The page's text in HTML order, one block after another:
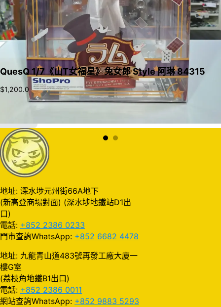
QuesQ 1/7《山T女福星》兔女郎 Style 阿琳 84315
$1,200.0
地址: 深水埗元州街66A地下
(新高登商場對面) (深水埗地鐵站D1出
口)
電話: +852 2386 0233
門市查詢WhatsApp: +852 6682 4478
地址: 九龍青山道483號再發工廠大廈一
樓G室
(荔枝角地鐵B1出口)
電話: +852 2386 0011
網站查詢WhatsApp: +852 9883 5293